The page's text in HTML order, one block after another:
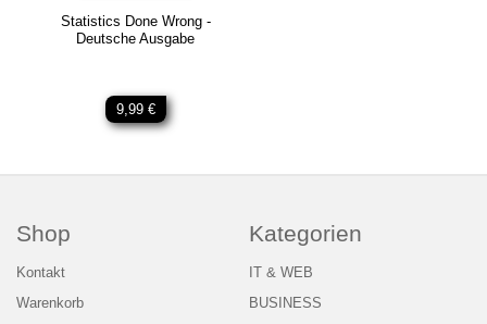
Statistics Done Wrong -
Deutsche Ausgabe
9,99 €
Shop
Kontakt
Warenkorb
Kategorien
IT & WEB
BUSINESS